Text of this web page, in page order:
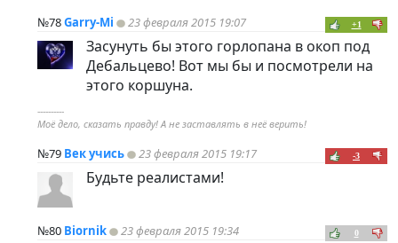
№78Garry-Mi 23 февраля 2015 19:07 +1
Засунуть бы этого горлопана в окоп под
Дебальцево! Вот мы бы и посмотрели на
этого коршуна.
----------
Моё дело, сказать правду! А не заставлять в неё верить!
№79 Век учись 23 февраля 2015 19:17 -3
Будьте реалистами!
№80 Biornik 23 февраля 2015 19:34 0